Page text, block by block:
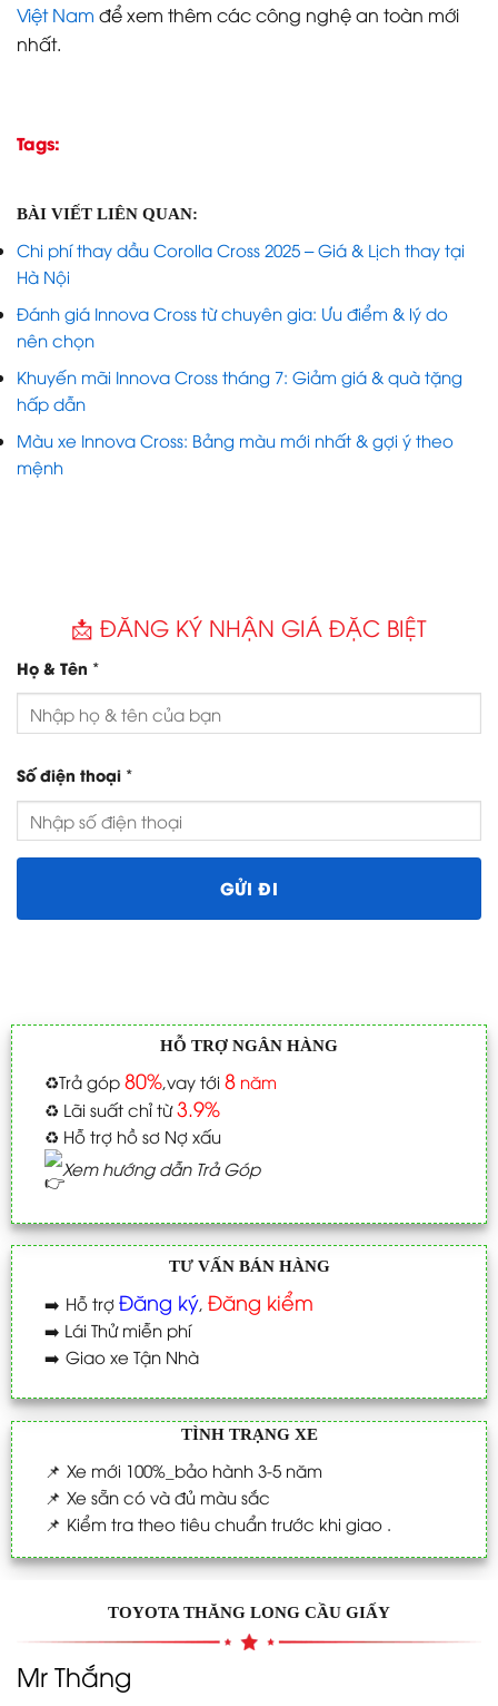
Việt Nam để xem thêm các công nghệ an toàn mới
nhất.
Tags:
BÀI VIẾT LIÊN QUAN:
Chi phí thay dầu Corolla Cross 2025 – Giá & Lịch thay tại
Hà Nội
Đánh giá Innova Cross từ chuyên gia: Ưu điểm & lý do
nên chọn
Khuyến mãi Innova Cross tháng 7: Giảm giá & quà tặng
hấp dẫn
Màu xe Innova Cross: Bảng màu mới nhất & gợi ý theo
mệnh
📩 ĐĂNG KÝ NHẬN GIÁ ĐẶC BIỆT
Họ & Tên *
Số điện thoại *
HỖ TRỢ NGÂN HÀNG
♻️Trả góp 80%,vay tới 8năm
♻️ Lãi suất chỉ từ3.9%
♻️ Hỗ trợ hồ sơ Nợ xấu
Xem hướng dẫn Trả Góp
TƯ VẤN BÁN HÀNG
➡️ Hỗ trợ Đăng ký, Đăng kiểm
➡️ Lái Thử miễn phí
➡️ Giao xe Tận Nhà
TÌNH TRẠNG XE
📌 Xe mới 100%_bảo hành 3-5 năm
📌 Xe sẵn có và đủ màu sắc
📌 Kiểm tra theo tiêu chuẩn trước khi giao .
TOYOTA THĂNG LONG CẦU GIẤY
Mr Thắng